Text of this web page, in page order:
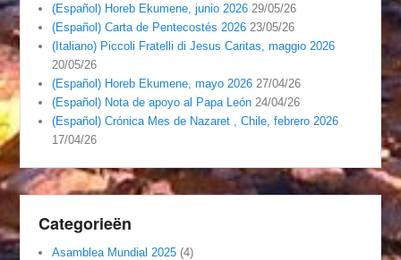
(Español) Horeb Ekumene, junio 2026 29/05/26
(Español) Carta de Pentecostés 2026 23/05/26
(Italiano) Piccoli Fratelli di Jesus Caritas, maggio 2026
20/05/26
(Español) Horeb Ekumene, mayo 2026 27/04/26
(Español) Nota de apoyo al Papa León 24/04/26
(Español) Crónica Mes de Nazaret , Chile, febrero 2026
17/04/26
Categorieën
Asamblea Mundial 2025 (4)